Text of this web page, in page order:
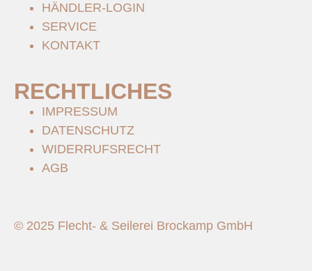
HÄNDLER-LOGIN
SERVICE
KONTAKT
RECHTLICHES
IMPRESSUM
DATENSCHUTZ
WIDERRUFSRECHT
AGB
© 2025 Flecht- & Seilerei Brockamp GmbH